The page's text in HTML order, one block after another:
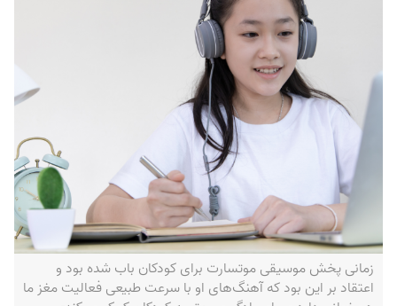
زمانی پخش موسیقی موتسارت برای کودکان باب شده بود و
اعتقاد بر این بود که آهنگ‌های او با سرعت طبیعی فعالیت مغز ما